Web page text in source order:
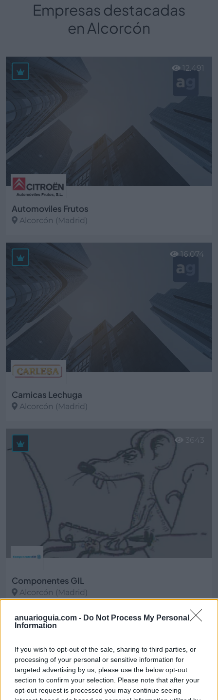
anuarioguia.com - Do Not Process My Personal
Information
If you wish to opt-out of the sale, sharing to third parties, or
processing of your personal or sensitive information for
targeted advertising by us, please use the below opt-out
section to confirm your selection. Please note that after your
opt-out request is processed you may continue seeing
Empresas destacadas
en Alcorcón
Automoviles Frutos
Alcorcón (Madrid)
Ver más
12.491
Carnicas Lechuga
Alcorcón (Madrid)
16.074
Componentes GIL
Alcorcón (Madrid)
Ver más